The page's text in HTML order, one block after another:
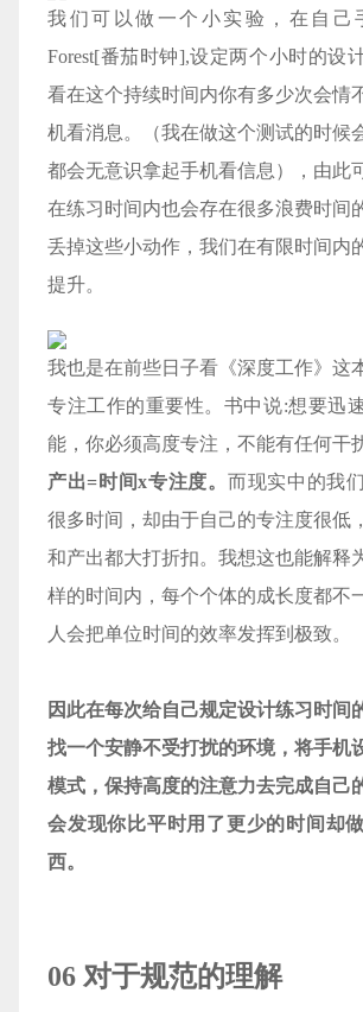
我们可以做一个小实验，在自己
Forest[番茄时钟],设定两个小时的设
看在这个持续时间内你有多少次会情
机看消息。（我在做这个测试的时候
都会无意识拿起手机看信息），由此
在练习时间内也会存在很多浪费时间
丢掉这些小动作，我们在有限时间内
提升。
我也是在前些日子看《深度工作》这
专注工作的重要性。书中说:想要迅
能，你必须高度专注，不能有任何干
产出=时间x专注度。 而现实中的我
很多时间，却由于自己的专注度很低
和产出都大打折扣。我想这也能解释
样的时间内，每个个体的成长度都不
人会把单位时间的效率发挥到极致。
因此在每次给自己规定设计练习时间
找一个安静不受打扰的环境，将手机
模式，保持高度的注意力去完成自己
会发现你比平时用了更少的时间却
西。
06 对于规范的理解